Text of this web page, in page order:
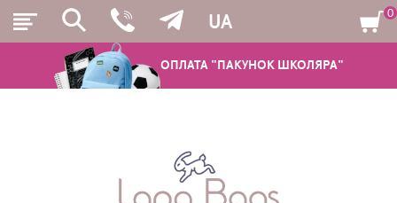
ОПЛАТА "ПАКУНОК ШКОЛЯРА"
UA
ШКІЛЬНІ РЮКЗАКИ ТА РАНЦІ
0